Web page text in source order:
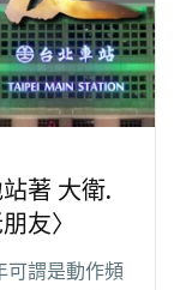
著 大衛.
友〉
可謂是動作頻